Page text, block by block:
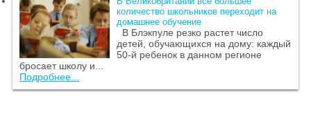
количество школьников переходит на
домашнее обучение
В Блэкпуле резко растет число
детей, обучающихся на дому: каждый
50-й ребенок в данном регионе
бросает школу и...
Подробнее...